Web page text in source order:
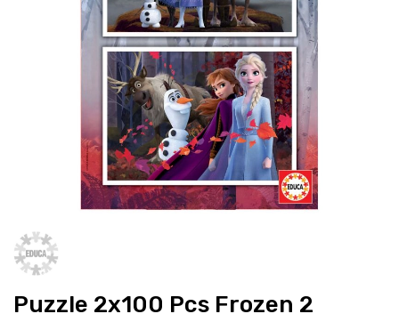
Puzzle 2x100 Pcs Frozen 2
para
o
início
da